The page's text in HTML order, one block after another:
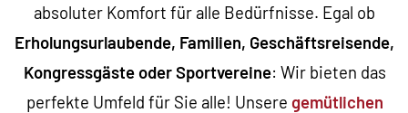
absoluter Komfort für alle Bedürfnisse. Egal ob
Erholungsurlaubende, Familien, Geschäftsreisende,
Kongressgäste oder Sportvereine: Wir bieten das
perfekte Umfeld für Sie alle! Unsere gemütlichen